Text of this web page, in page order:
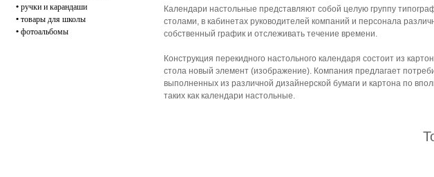
• ручки и карандаши
• товары для школы
• фотоальбомы
Календари настольные представляют собой целую группу
столами, в кабинетах руководителей компаний и персонала
собственный график и отслеживать течение времени.
Конструкция перекидного настольного календаря состоит из
стола новый элемент (изображение). Компания предлагает
выполненных из различной дизайнерской бумаги и картона по
таких как календари настольные.